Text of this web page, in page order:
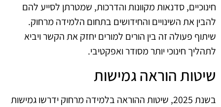
חינוכיים, סדנאות מקוונות והדרכות, שמטרתן לסייע להם
להבין את השינויים והחידושים בתחום הלמידה מרחוק.
שיתוף פעולה זה בין הורים למורים יחזק את הקשר ויביא
לתהליך חינוכי יותר מסודר ואפקטיבי.
שיטות הוראה גמישות
בשנת 2025, שיטות ההוראה בלמידה מרחוק ידרשו גמישות